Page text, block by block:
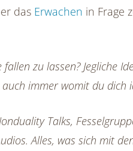
das Erwachen in Frage
zu lassen? Jegliche
immer womit du dich
Talks,
Alles, was sich mit